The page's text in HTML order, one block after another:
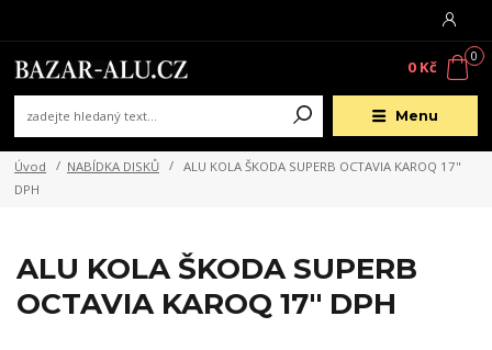
Menu
0
0 Kč
Úvod NABÍDKA DISKŮ
ALU KOLA ŠKODA SUPERB OCTAVIA KAROQ 17"
DPH
ALU KOLA ŠKODA SUPERB
OCTAVIA KAROQ 17" DPH